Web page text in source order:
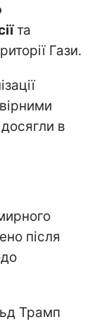
та
Гази.
в
після
Трамп